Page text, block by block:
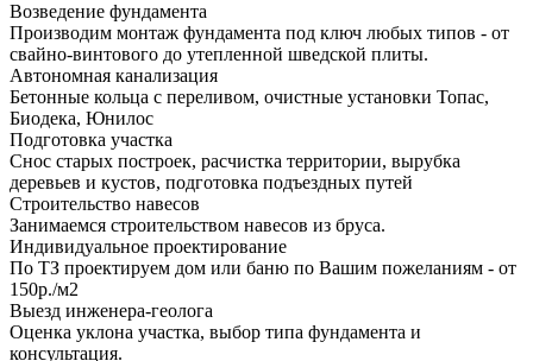
Возведение фундамента
Производим монтаж фундамента под ключ любых типов - от
свайно-винтового до утепленной шведской плиты.
Автономная канализация
Бетонные кольца с переливом, очистные установки Топас,
Биодека, Юнилос
Подготовка участка
Снос старых построек, расчистка территории, вырубка
деревьев и кустов, подготовка подъездных путей
Строительство навесов
Занимаемся строительством навесов из бруса.
Индивидуальное проектирование
По ТЗ проектируем дом или баню по Вашим пожеланиям - от
150р./м2
Выезд инженера-геолога
Оценка уклона участка, выбор типа фундамента и
консультация.